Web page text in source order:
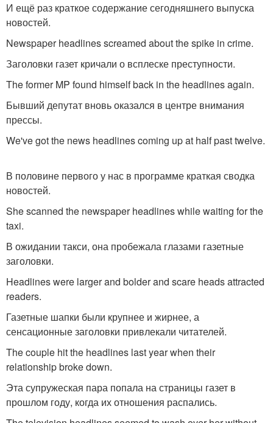
И ещё раз краткое содержание сегодняшнего выпуска
новостей.
Newspaper headlines screamed about the spike in crime.
Заголовки газет кричали о всплеске преступности.
The former MP found himself back in the headlines again.
Бывший депутат вновь оказался в центре внимания
прессы.
We've got the news headlines coming up at half past twelve.
В половине первого у нас в программе краткая сводка
новостей.
She scanned the newspaper headlines while waiting for the
taxi.
В ожидании такси, она пробежала глазами газетные
заголовки.
Headlines were larger and bolder and scare heads attracted
readers.
Газетные шапки были крупнее и жирнее, а
сенсационные заголовки привлекали читателей.
The couple hit the headlines last year when their
relationship broke down.
Эта супружеская пара попала на страницы газет в
прошлом году, когда их отношения распались.